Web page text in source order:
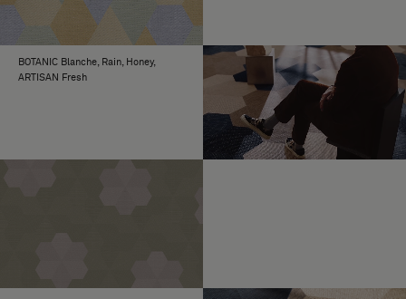
BOTANIC Blanche, Rain, Honey,
ARTISAN Fresh